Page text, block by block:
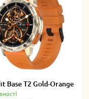
Base T2 Gold-Orange